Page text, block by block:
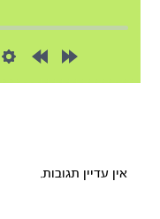
אין עדיין תגובות.